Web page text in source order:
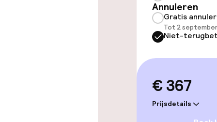
Fitnessruimte
Eet- en
Annuleren
Gratis
Tot 2
Niet-
€ 367
Prijsdetails